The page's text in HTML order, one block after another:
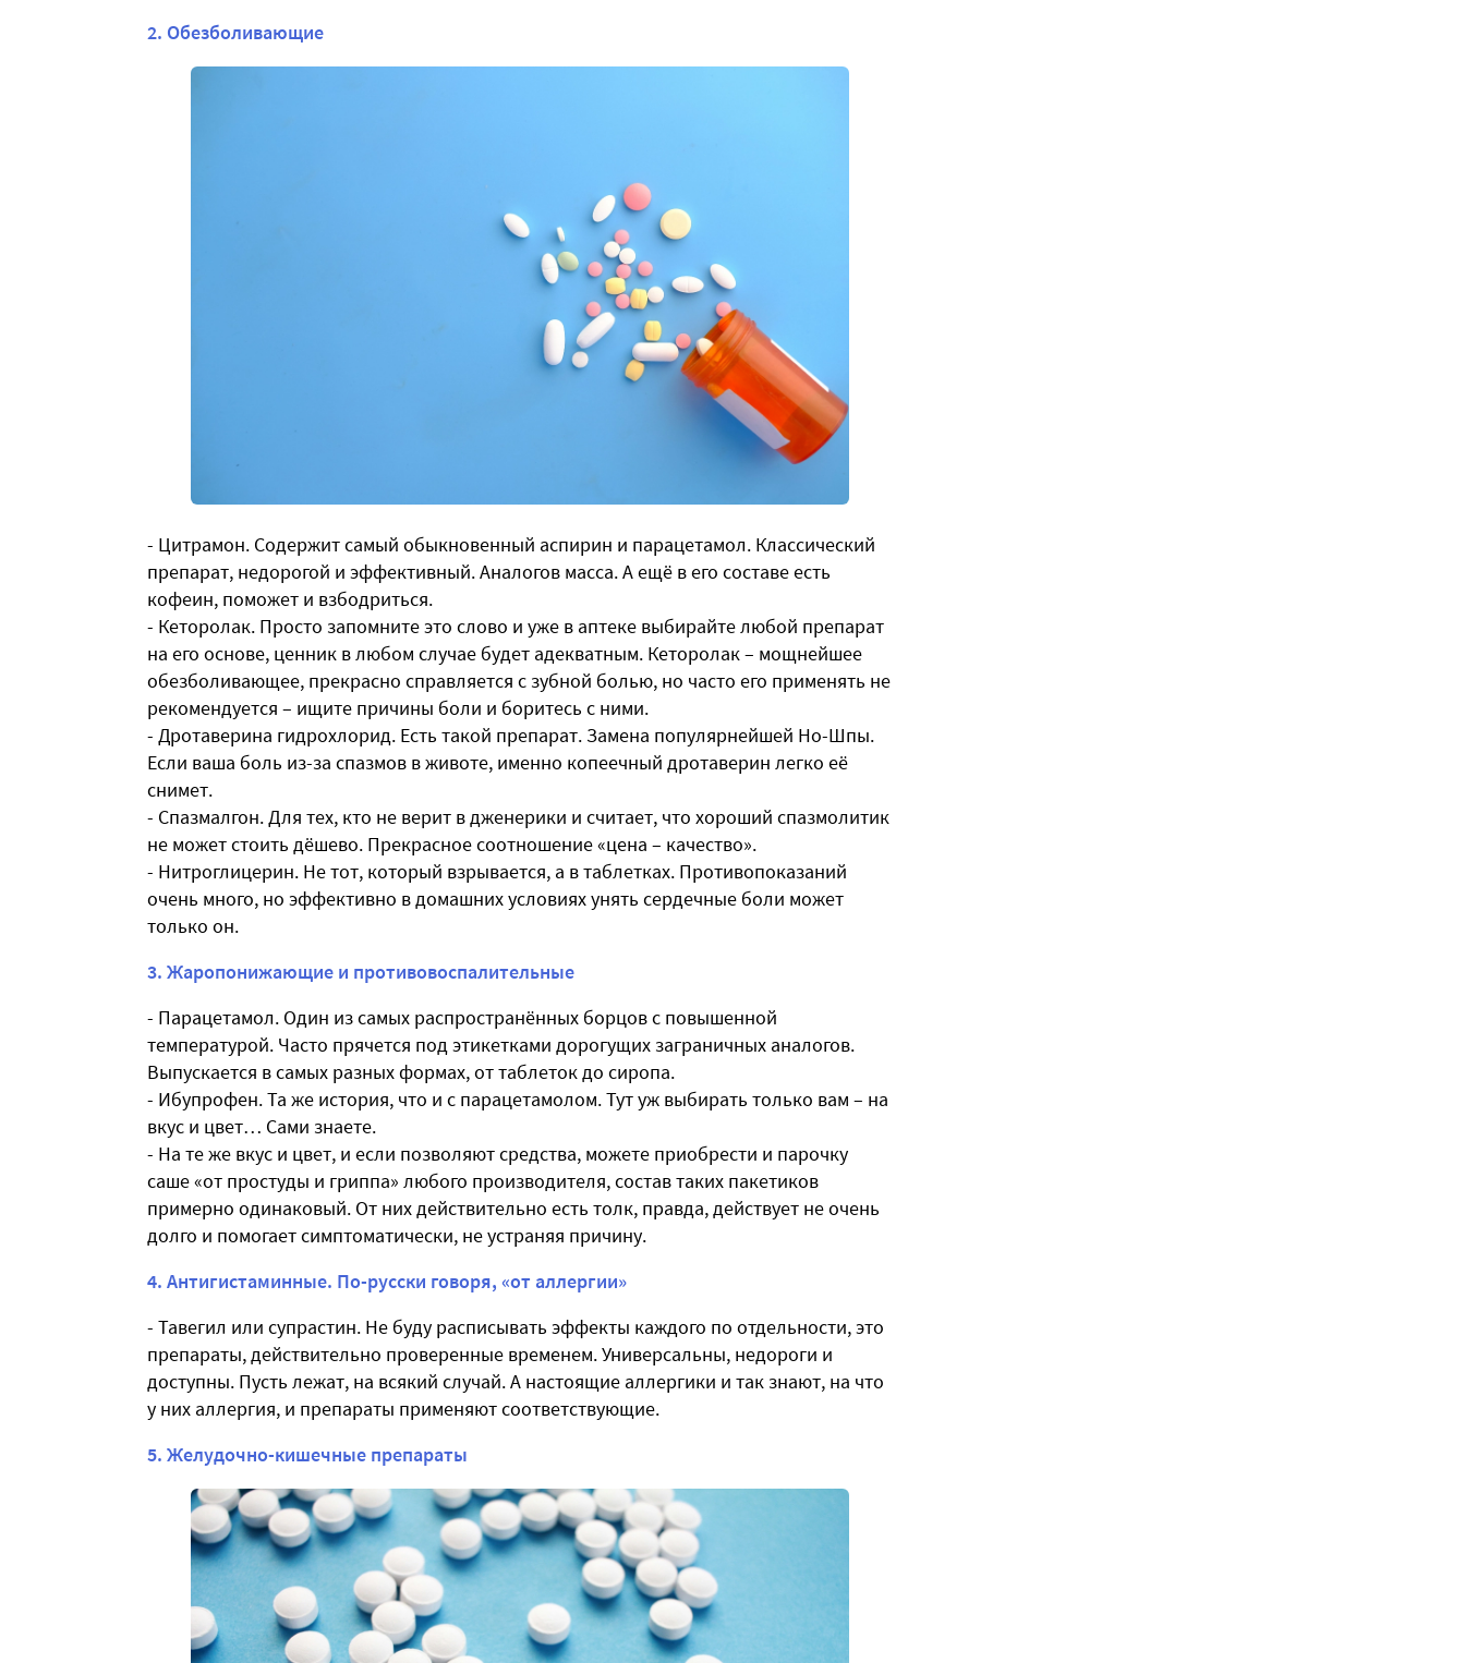
2. Обезболивающие
- Цитрамон. Содержит самый обыкновенный аспирин и парацетамол. Классический
препарат, недорогой и эффективный. Аналогов масса. А ещё в его составе есть
кофеин, поможет и взбодриться.
- Кеторолак. Просто запомните это слово и уже в аптеке выбирайте любой препарат
на его основе, ценник в любом случае будет адекватным. Кеторолак – мощнейшее
обезболивающее, прекрасно справляется с зубной болью, но часто его применять не
рекомендуется – ищите причины боли и боритесь с ними.
- Дротаверина гидрохлорид. Есть такой препарат. Замена популярнейшей Но-Шпы.
Если ваша боль из-за спазмов в животе, именно копеечный дротаверин легко её
снимет.
- Спазмалгон. Для тех, кто не верит в дженерики и считает, что хороший спазмолитик
не может стоить дёшево. Прекрасное соотношение «цена – качество».
- Нитроглицерин. Не тот, который взрывается, а в таблетках. Противопоказаний
очень много, но эффективно в домашних условиях унять сердечные боли может
только он.
3. Жаропонижающие и противовоспалительные
- Парацетамол. Один из самых распространённых борцов с повышенной
температурой. Часто прячется под этикетками дорогущих заграничных аналогов.
Выпускается в самых разных формах, от таблеток до сиропа.
- Ибупрофен. Та же история, что и с парацетамолом. Тут уж выбирать только вам – на
вкус и цвет… Сами знаете.
- На те же вкус и цвет, и если позволяют средства, можете приобрести и парочку
саше «от простуды и гриппа» любого производителя, состав таких пакетиков
примерно одинаковый. От них действительно есть толк, правда, действует не очень
долго и помогает симптоматически, не устраняя причину.
4. Антигистаминные. По-русски говоря, «от аллергии»
- Тавегил или супрастин. Не буду расписывать эффекты каждого по отдельности, это
препараты, действительно проверенные временем. Универсальны, недороги и
доступны. Пусть лежат, на всякий случай. А настоящие аллергики и так знают, на что
у них аллергия, и препараты применяют соответствующие.
5. Желудочно-кишечные препараты